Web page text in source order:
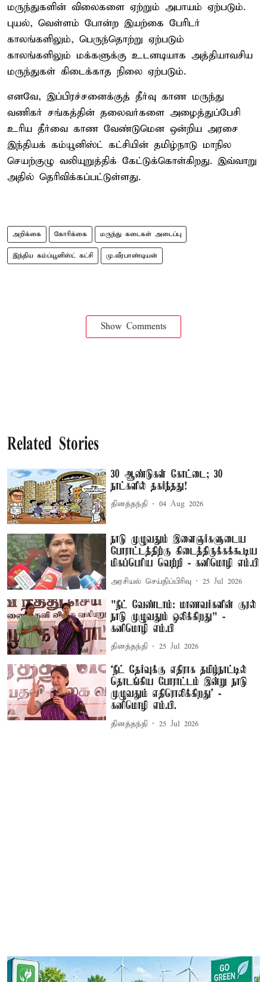
மருந்துகளின் விலைகளை ஏற்றும் அபாயம் ஏற்படும்.
புயல், வெள்ளம் போன்ற இயற்கை பேரிடர்
காலங்களிலும், பெருந்தொற்று ஏற்படும்
காலங்களிலும் மக்களுக்கு உடனடியாக அத்தியாவசிய
மருந்துகள் கிடைக்காத நிலை ஏற்படும்.
எனவே, இப்பிரச்சனைக்குத் தீர்வு காண மருந்து
வணிகர் சங்கத்தின் தலைவர்களை அழைத்துப்பேசி
உரிய தீர்வை காண வேண்டுமென ஒன்றிய அரசை
இந்தியக் கம்யூனிஸ்ட் கட்சியின் தமிழ்நாடு மாநில
செயற்குழு வலியுறுத்திக் கேட்டுக்கொள்கிறது. இவ்வாறு
அதில் தெரிவிக்கப்பட்டுள்ளது.
அறிக்கை கோரிக்கை மருந்து கடைகள் அடைப்பு
இந்திய கம்ப்யூனிஸ்ட் கட்சி மு.வீரபாண்டியன்
Show Comments
Related Stories
30 ஆண்டுகள் கோட்டை; 30
நாட்களில் தகர்ந்தது!
தினத்தந்தி 04 Aug 2026
நாடு முழுவதும் இளைஞர்களுடைய
போராட்டத்திற்கு கிடைத்திருக்கக்கூடிய
மிகப்பெரிய வெற்றி - கனிமொழி எம்.பி
அரசியல் செய்திப்பிரிவு 25 Jul 2026
"நீட் வேண்டாம்: மாணவர்களின் குரல்
நாடு முழுவதும் ஒலிக்கிறது" -
கனிமொழி எம்.பி
தினத்தந்தி 25 Jul 2026
‘நீட் தேர்வுக்கு எதிராக தமிழ்நாட்டில்
தொடங்கிய போராட்டம் இன்று நாடு
முழுவதும் எதிரொலிக்கிறது’ -
கனிமொழி எம்.பி.
தினத்தந்தி 25 Jul 2026